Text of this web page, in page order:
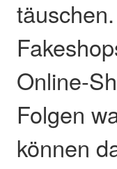
Online-
Folgen
können